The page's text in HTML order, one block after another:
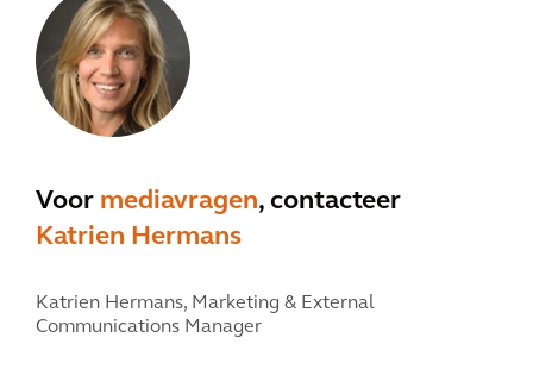
Voor mediavragen, contacteer
Katrien Hermans
Katrien Hermans, Marketing & External
Communications Manager